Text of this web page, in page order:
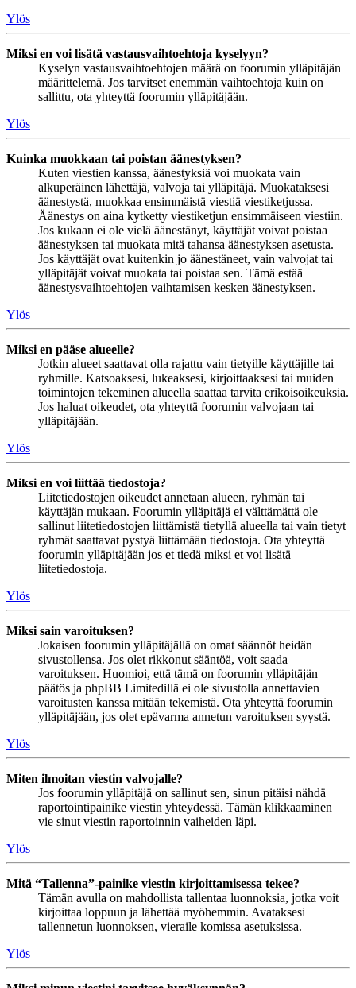
Ylös
Miksi en voi lisätä vastausvaihtoehtoja kyselyyn?
Kyselyn vastausvaihtoehtojen määrä on foorumin ylläpitäjän
määrittelemä. Jos tarvitset enemmän vaihtoehtoja kuin on
sallittu, ota yhteyttä foorumin ylläpitäjään.
Ylös
Kuinka muokkaan tai poistan äänestyksen?
Kuten viestien kanssa, äänestyksiä voi muokata vain
alkuperäinen lähettäjä, valvoja tai ylläpitäjä. Muokataksesi
äänestystä, muokkaa ensimmäistä viestiä viestiketjussa.
Äänestys on aina kytketty viestiketjun ensimmäiseen viestiin.
Jos kukaan ei ole vielä äänestänyt, käyttäjät voivat poistaa
äänestyksen tai muokata mitä tahansa äänestyksen asetusta.
Jos käyttäjät ovat kuitenkin jo äänestäneet, vain valvojat tai
ylläpitäjät voivat muokata tai poistaa sen. Tämä estää
äänestysvaihtoehtojen vaihtamisen kesken äänestyksen.
Ylös
Miksi en pääse alueelle?
Jotkin alueet saattavat olla rajattu vain tietyille käyttäjille tai
ryhmille. Katsoaksesi, lukeaksesi, kirjoittaaksesi tai muiden
toimintojen tekeminen alueella saattaa tarvita erikoisoikeuksia.
Jos haluat oikeudet, ota yhteyttä foorumin valvojaan tai
ylläpitäjään.
Ylös
Miksi en voi liittää tiedostoja?
Liitetiedostojen oikeudet annetaan alueen, ryhmän tai
käyttäjän mukaan. Foorumin ylläpitäjä ei välttämättä ole
sallinut liitetiedostojen liittämistä tietyllä alueella tai vain tietyt
ryhmät saattavat pystyä liittämään tiedostoja. Ota yhteyttä
foorumin ylläpitäjään jos et tiedä miksi et voi lisätä
liitetiedostoja.
Ylös
Miksi sain varoituksen?
Jokaisen foorumin ylläpitäjällä on omat säännöt heidän
sivustollensa. Jos olet rikkonut sääntöä, voit saada
varoituksen. Huomioi, että tämä on foorumin ylläpitäjän
päätös ja phpBB Limitedillä ei ole sivustolla annettavien
varoitusten kanssa mitään tekemistä. Ota yhteyttä foorumin
ylläpitäjään, jos olet epävarma annetun varoituksen syystä.
Ylös
Miten ilmoitan viestin valvojalle?
Jos foorumin ylläpitäjä on sallinut sen, sinun pitäisi nähdä
raportointipainike viestin yhteydessä. Tämän klikkaaminen
vie sinut viestin raportoinnin vaiheiden läpi.
Ylös
Mitä “Tallenna”-painike viestin kirjoittamisessa tekee?
Tämän avulla on mahdollista tallentaa luonnoksia, jotka voit
kirjoittaa loppuun ja lähettää myöhemmin. Avataksesi
tallennetun luonnoksen, vieraile komissa asetuksissa.
Ylös